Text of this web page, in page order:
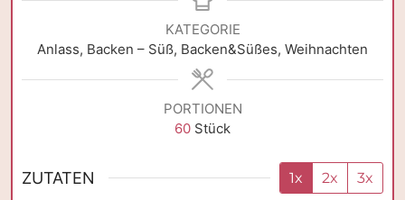
KATEGORIE
Anlass, Backen – Süß, Backen&Süßes, Weihnachten
PORTIONEN
60 Stück
ZUTATEN 1x 2x
3x